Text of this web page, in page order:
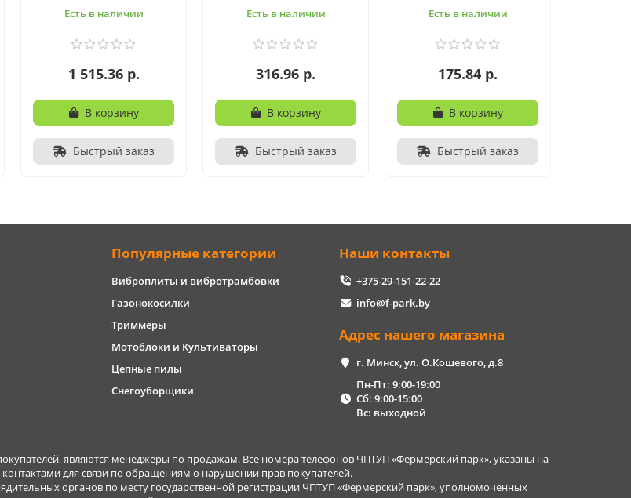
Есть в наличии
1 515.36 р.
В корзину
Быстрый заказ
Есть в наличии
316.96 р.
В корзину
Быстрый заказ
Есть в наличии
175.84 р.
В корзину
Быстрый заказ
Популярные категории
Виброплиты и вибротрамбовки
Газонокосилки
Триммеры
Мотоблоки и Культиваторы
Цепные пилы
Снегоуборщики
Наши контакты
+375-29-151-22-22
info@f-park.by
Адрес нашего магазина
г. Минск, ул. О.Кошевого, д.8
Пн-Пт: 9:00-19:00
Сб: 9:00-15:00
Вс: выходной
являются менеджеры по продажам. Все номера телефонов ЧПТУП «Фермерский парк», указаны на
контактами для связи по обращениям о нарушении прав покупателей.
органов по месту государственной регистрации ЧПТУП «Фермерский парк», уполномоченных